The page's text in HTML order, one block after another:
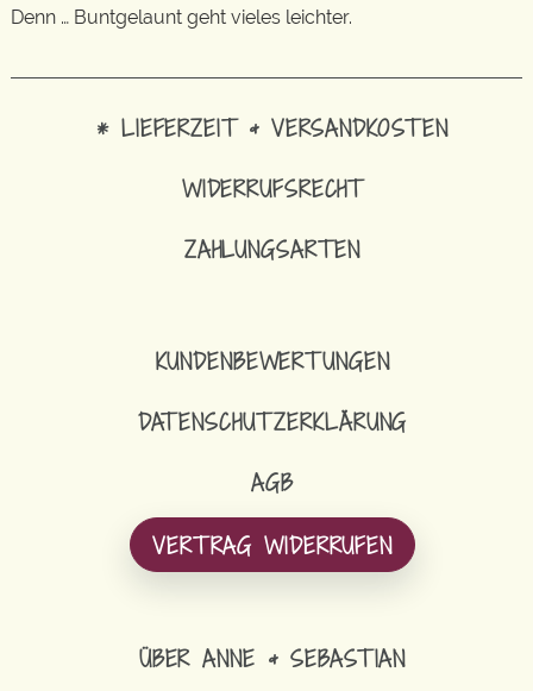
Denn … Buntgelaunt geht vieles leichter.
* LIEFERZEIT & VERSANDKOSTEN
WIDERRUFSRECHT
ZAHLUNGSARTEN
KUNDENBEWERTUNGEN
DATENSCHUTZERKLÄRUNG
AGB
VERTRAG WIDERRUFEN
ÜBER ANNE & SEBASTIAN